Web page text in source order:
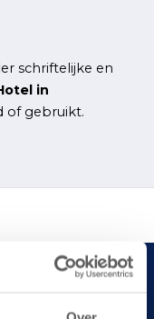
schriftelijke en
in
of gebruikt.